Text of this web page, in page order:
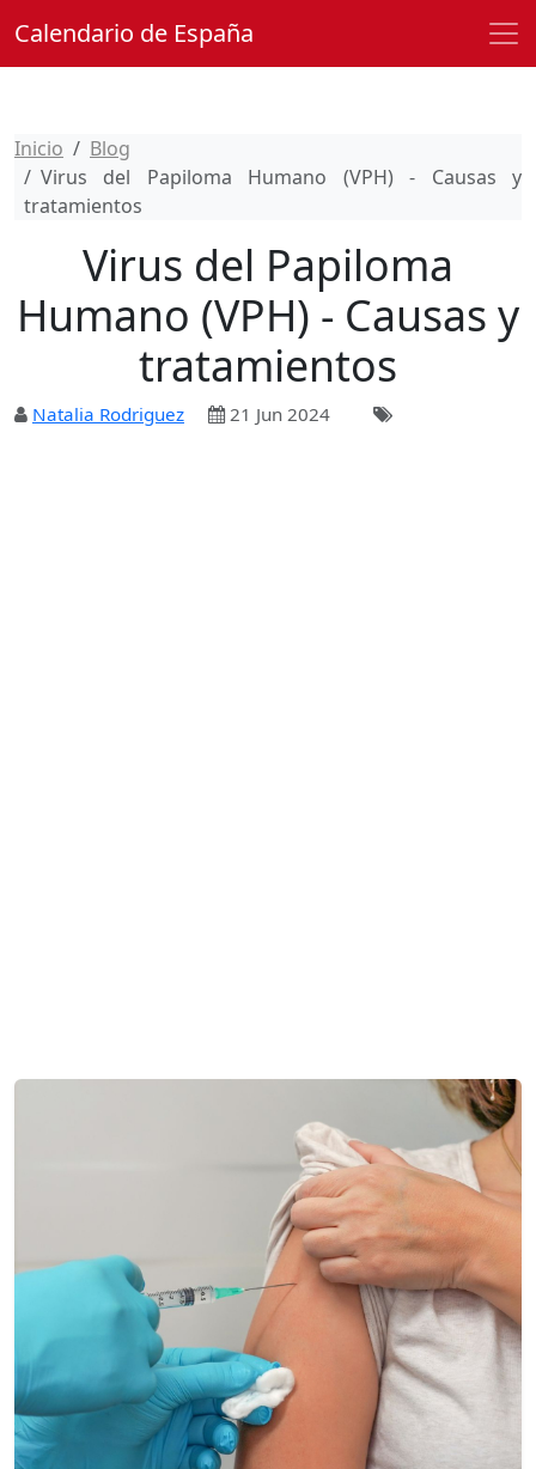
Calendario de España
Inicio
Blog
Virus del Papiloma Humano (VPH) - Causas y
tratamientos
Virus del Papiloma
Humano (VPH) - Causas y
tratamientos
Natalia Rodriguez 21 Jun 2024